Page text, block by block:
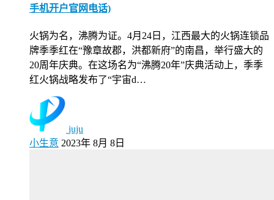
手机开户官网电话)
火锅为名，沸腾为证。4月24日，江西最大的火锅连锁品
牌季季红在“豫章故郡，洪都新府”的南昌，举行盛大的
20周年庆典。在这场名为“沸腾20年”庆典活动上，季季
红火锅战略发布了“宇宙d…
juju
小生意 2023年 8月 8日